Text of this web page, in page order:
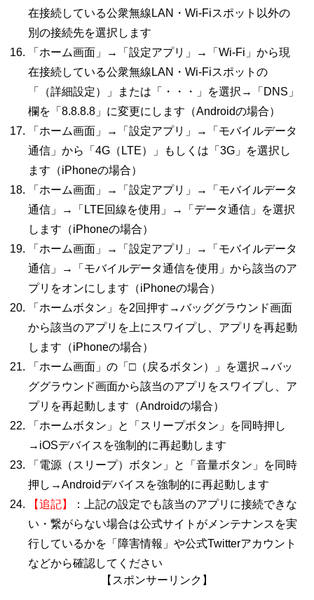
在接続している公衆無線 LAN ・ Wi-Fiスポット以外の
別の接続先を選択します
「ホーム画面」→「設定アプリ」→「 Wi-Fi 」から現
在接続している公衆無線 LAN ・ Wi-Fiスポットの
「（詳細設定）」または「・・・」を選択→「 DNS 」
欄を「 8.8.8.8 」に変更にします（Androidの場合）
「ホーム画面」→「設定アプリ」→「モバイルデータ
通信」から「 4G （ LTE）」もしくは「 3G 」を選択し
ます（iPhoneの場合）
「ホーム画面」→「設定アプリ」→「モバイルデータ
通信」→「 LTE回線を使用」→「データ通信」を選択
します（iPhoneの場合）
「ホーム画面」→「設定アプリ」→「モバイルデータ
通信」→「モバイルデータ通信を使用」から該当のア
プリをオンにします（iPhoneの場合）
「ホームボタン」を2回押す→バッググラウンド画面
から該当のアプリを上にスワイプし、アプリを再起動
します（iPhoneの場合）
「ホーム画面」の「□（戻るボタン）」を選択→バッ
ググラウンド画面から該当のアプリをスワイプし、ア
プリを再起動します（Androidの場合）
「ホームボタン」と「スリープボタン」を同時押し
→ iOSデバイスを強制的に再起動します
「電源（スリープ）ボタン」と「音量ボタン」を同時
押し→Androidデバイスを強制的に再起動します
【追記】
：上記の設定でも該当のアプリに接続できな
い・繋がらない場合は公式サイトがメンテナンスを実
行しているかを「障害情報」や公式Twitterアカウント
などから確認してください
【スポンサーリンク】